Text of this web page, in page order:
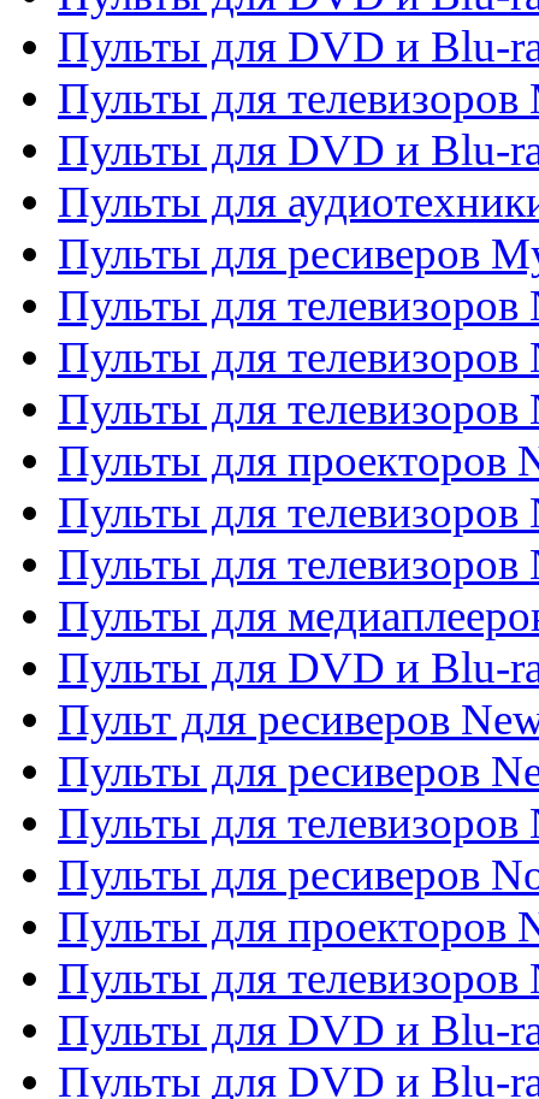
Пульты для DVD и Blu-
Пульты для телевизоров
Пульты для DVD и Blu-
Пульты для
Пульты для ресиверов
Пульты для телевизоров
Пульты для телевизоров
Пульты для телевизоров
Пульты для проекторов
Пульты для телевизоров
Пульты для телевизоров
Пульты для
Пульты для DVD и Blu-
Пульт для ресиверов
Пульты для ресиверов
Пульты для телевизоров
Пульты для ресиверов
Пульты для проекторов
Пульты для телевизоров
Пульты для DVD и Blu-
Пульты для DVD и Blu-